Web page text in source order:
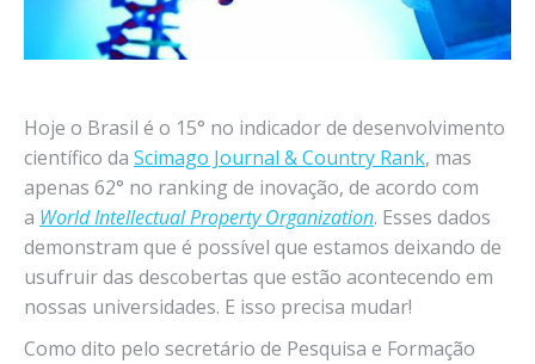
Hoje o Brasil é o 15° no indicador de desenvolvimento
científico da Scimago Journal & Country Rank, mas
apenas 62° no ranking de inovação, de acordo com
a World Intellectual Property Organization. Esses dados
demonstram que é possível que estamos deixando de
usufruir das descobertas que estão acontecendo em
nossas universidades. E isso precisa mudar!
Como dito pelo secretário de Pesquisa e Formação